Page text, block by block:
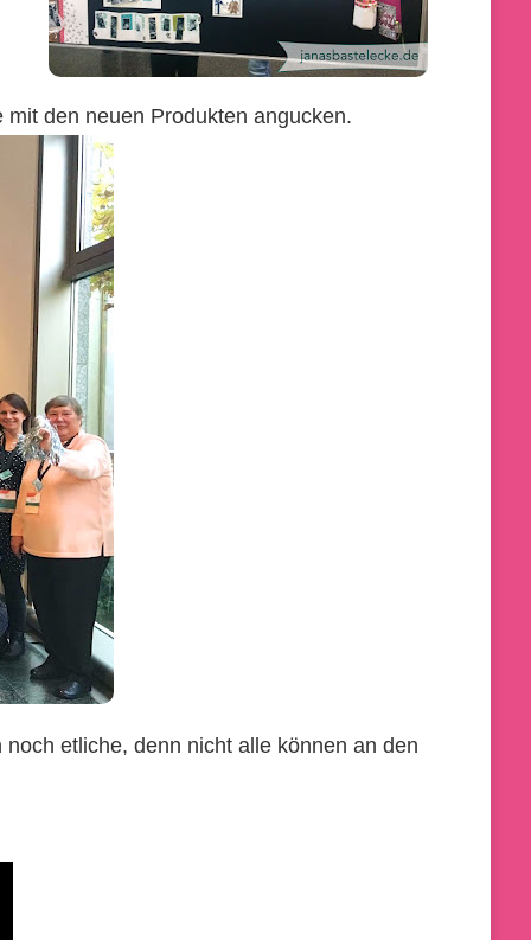
den neuen Produkten angucken.
etliche, denn nicht alle können an den